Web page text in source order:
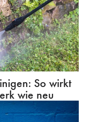
So wirkt
wie neu